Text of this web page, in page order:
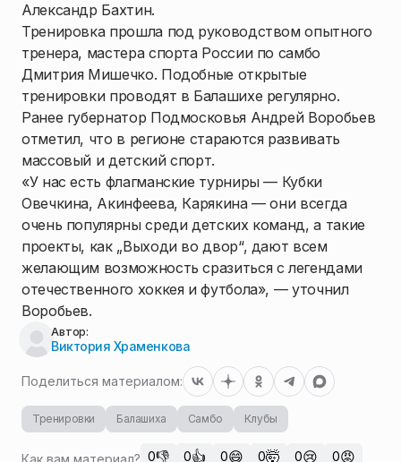
Александр Бахтин.
Тренировка прошла под руководством опытного
тренера, мастера спорта России по самбо
Дмитрия Мишечко. Подобные открытые
тренировки проводят в Балашихе регулярно.
Ранее губернатор Подмосковья Андрей Воробьев
отметил, что в регионе стараются развивать
массовый и детский спорт.
«У нас есть флагманские турниры — Кубки
Овечкина, Акинфеева, Карякина — они всегда
очень популярны среди детских команд, а такие
проекты, как „Выходи во двор“, дают всем
желающим возможность сразиться с легендами
отечественного хоккея и футбола», — уточнил
Воробьев.
Автор:
Виктория Храменкова
Поделиться материалом:
Тренировки Балашиха Самбо Клубы
Как вам материал? 0👎 0👍 0😄 0🤯 0😢 0😡